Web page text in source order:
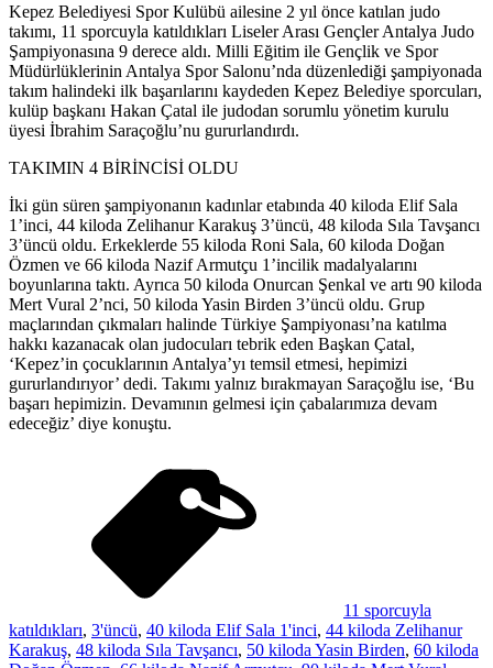
Kepez Belediyesi Spor Kulübü ailesine 2 yıl önce katılan judo
takımı, 11 sporcuyla katıldıkları Liseler Arası Gençler Antalya Judo
Şampiyonasına 9 derece aldı. Milli Eğitim ile Gençlik ve Spor
Müdürlüklerinin Antalya Spor Salonu’nda düzenlediği şampiyonada
takım halindeki ilk başarılarını kaydeden Kepez Belediye sporcuları,
kulüp başkanı Hakan Çatal ile judodan sorumlu yönetim kurulu
üyesi İbrahim Saraçoğlu’nu gururlandırdı.
TAKIMIN 4 BİRİNCİSİ OLDU
İki gün süren şampiyonanın kadınlar etabında 40 kiloda Elif Sala
1’inci, 44 kiloda Zelihanur Karakuş 3’üncü, 48 kiloda Sıla Tavşancı
3’üncü oldu. Erkeklerde 55 kiloda Roni Sala, 60 kiloda Doğan
Özmen ve 66 kiloda Nazif Armutçu 1’incilik madalyalarını
boyunlarına taktı. Ayrıca 50 kiloda Onurcan Şenkal ve artı 90 kiloda
Mert Vural 2’nci, 50 kiloda Yasin Birden 3’üncü oldu. Grup
maçlarından çıkmaları halinde Türkiye Şampiyonası’na katılma
hakkı kazanacak olan judocuları tebrik eden Başkan Çatal,
‘Kepez’in çocuklarının Antalya’yı temsil etmesi, hepimizi
gururlandırıyor’ dedi. Takımı yalnız bırakmayan Saraçoğlu ise, ‘Bu
başarı hepimizin. Devamının gelmesi için çabalarımıza devam
edeceğiz’ diye konuştu.
11 sporcuyla
katıldıkları, 3'üncü, 40 kiloda Elif Sala 1'inci, 44 kiloda Zelihanur
Karakuş, 48 kiloda Sıla Tavşancı, 50 kiloda Yasin Birden, 60 kiloda